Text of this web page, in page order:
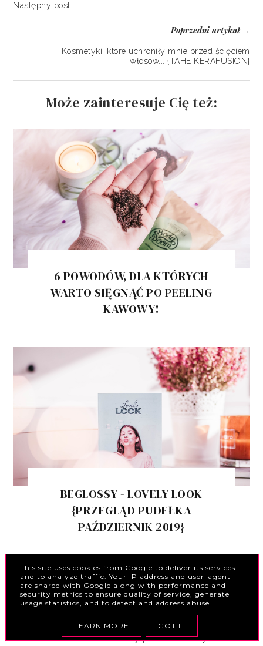
Następny post
Poprzedni artykuł→
Kosmetyki, które uchroniły mnie przed ścięciem
włosów... {TAHE KERAFUSION}
Może zainteresuje Cię też:
6 POWODÓW, DLA KTÓRYCH
WARTO SIĘGNĄĆ PO PEELING
KAWOWY!
BEGLOSSY - LOVELY LOOK
{PRZEGLĄD PUDEŁKA
PAŹDZIERNIK 2019}
KOMENTARZE
Prześlij komentarz
Jestem wdzięczna za każdy pozostawiony
This site uses cookies from Google to deliver its services
and to analyze traffic. Your IP address and user-agent
are shared with Google along with performance and
security metrics to ensure quality of service, generate
usage statistics, and to detect and address abuse.
LEARN MORE GOT IT